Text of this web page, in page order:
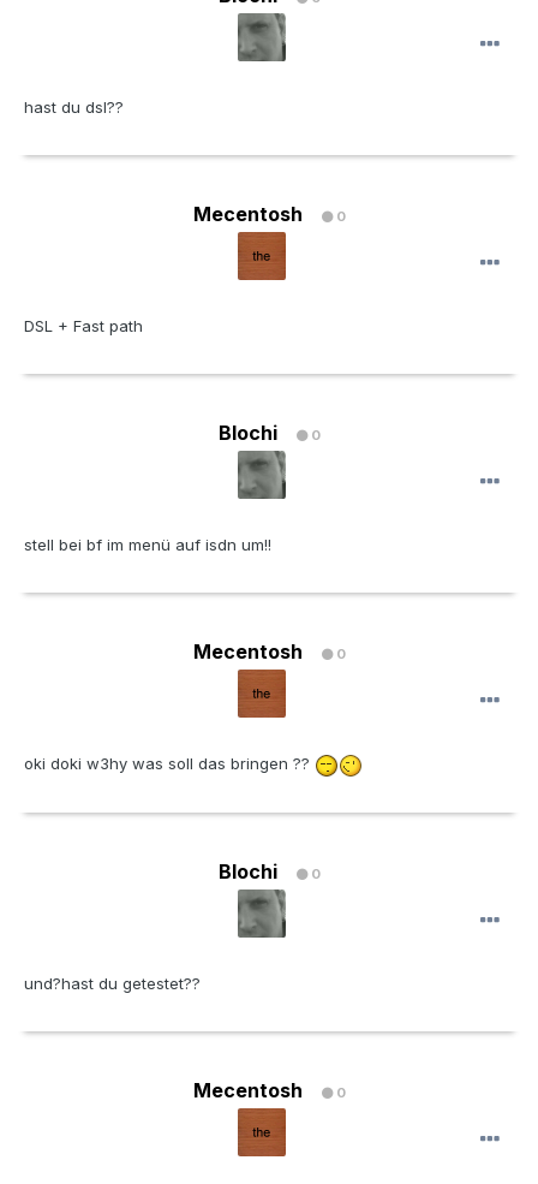
hast du dsl??
Mecentosh 0
DSL + Fast path
Blochi 0
stell bei bf im menü auf isdn um!!
Mecentosh 0
oki doki w3hy was soll das bringen ??
Blochi 0
und?hast du getestet??
Mecentosh 0